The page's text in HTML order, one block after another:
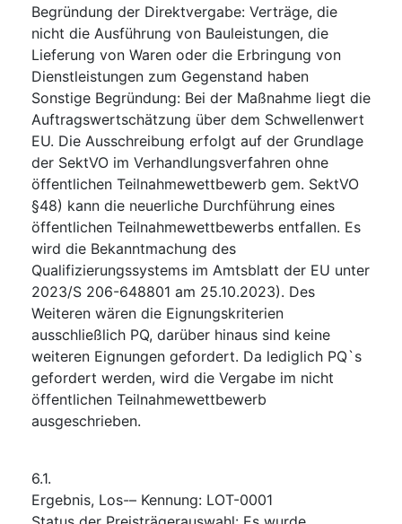
Begründung der Direktvergabe: Verträge, die
nicht die Ausführung von Bauleistungen, die
Lieferung von Waren oder die Erbringung von
Dienstleistungen zum Gegenstand haben
Sonstige Begründung: Bei der Maßnahme liegt die
Auftragswertschätzung über dem Schwellenwert
EU. Die Ausschreibung erfolgt auf der Grundlage
der SektVO im Verhandlungsverfahren ohne
öffentlichen Teilnahmewettbewerb gem. SektVO
§48) kann die neuerliche Durchführung eines
öffentlichen Teilnahmewettbewerbs entfallen. Es
wird die Bekanntmachung des
Qualifizierungssystems im Amtsblatt der EU unter
2023/S 206-648801 am 25.10.2023). Des
Weiteren wären die Eignungskriterien
ausschließlich PQ, darüber hinaus sind keine
weiteren Eignungen gefordert. Da lediglich PQ`s
gefordert werden, wird die Vergabe im nicht
öffentlichen Teilnahmewettbewerb
ausgeschrieben.
6.1.
Ergebnis, Los-– Kennung: LOT-0001